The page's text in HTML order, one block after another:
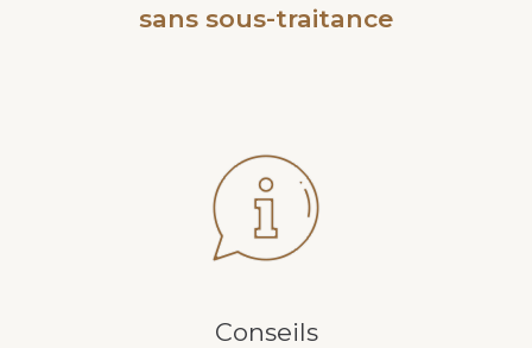
sans sous-traitance
Conseils